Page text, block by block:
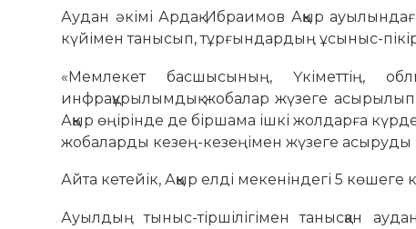
Аудан әкімі Ардақ Ибраимов Аққыр
күйімен танысып, тұрғындардың ұсыныс-
«Мемлекет басшысының, Үкіметтің,
инфрақұрылымдық жобалар жүзеге асырылып
Аққыр өңірінде де біршама ішкі жолдарға
жобаларды кезең-кезеңімен жүзеге асыруды
Айта кетейік, Аққыр елді мекеніндегі 5
Ауылдың тыныс-тіршілігімен танысқан